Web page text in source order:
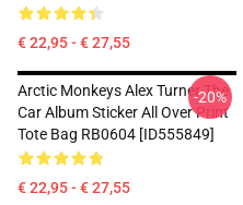
€ 22,95 - € 27,55
Arctic Monkeys Alex Turner The
Car Album Sticker All Over Print
Tote Bag RB0604 [ID555849]
€ 22,95 - € 27,55
-20%